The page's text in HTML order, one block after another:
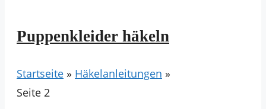
Puppenkleider häkeln
Startseite » Häkelanleitungen »
Seite 2